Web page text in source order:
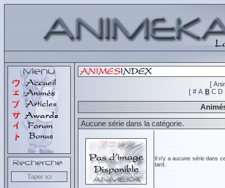
[
[ # A B C D
Aucune série dans la catégorie.
Il n'y a aucune série dans
tard.